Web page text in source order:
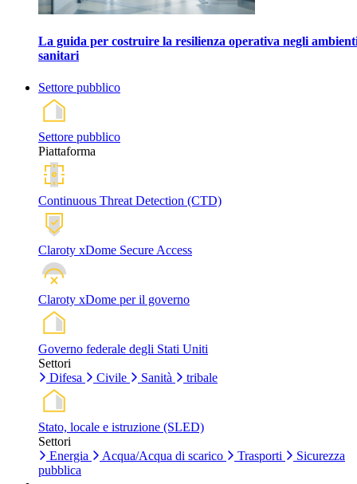
La guida per costruire la resilienza operativa negli
sanitari
Settore pubblico
Settore pubblico
Piattaforma
Continuous Threat Detection (CTD)
Claroty xDome Secure Access
Claroty xDome per il governo
Governo federale degli Stati Uniti
Settori
Difesa
Civile Sanità tribale
Stato, locale e istruzione (SLED)
Settori
Energia
Acqua/Acqua di scarico Trasporti
Sicurezza
pubblica